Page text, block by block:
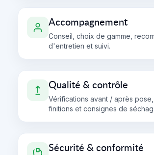
Accompagnement
Conseil, choix de gamme,
d'entretien et suivi.
Qualité & contrôle
Vérifications avant / après pose,
finitions et consignes de
Sécurité & conformité